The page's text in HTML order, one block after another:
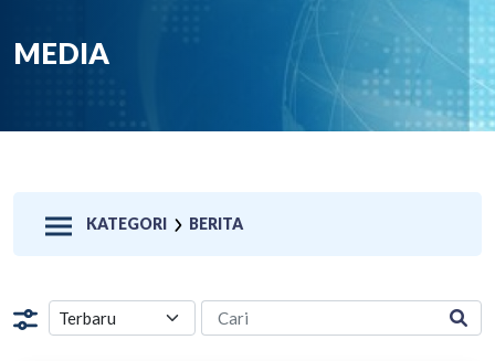
MEDIA
KATEGORI BERITA